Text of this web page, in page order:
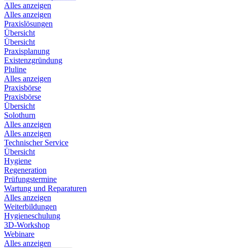
Alles anzeigen
Alles anzeigen
Praxislösungen
Übersicht
Übersicht
Praxisplanung
Existenzgründung
Pluline
Alles anzeigen
Praxisbörse
Praxisbörse
Übersicht
Solothurn
Alles anzeigen
Alles anzeigen
Technischer Service
Übersicht
Hygiene
Regeneration
Prüfungstermine
Wartung und Reparaturen
Alles anzeigen
Weiterbildungen
Hygieneschulung
3D-Workshop
Webinare
Alles anzeigen